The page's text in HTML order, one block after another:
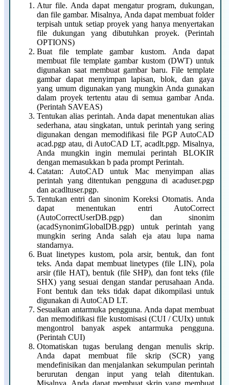
Atur file. Anda dapat mengatur program, dukungan,
dan file gambar. Misalnya, Anda dapat membuat folder
terpisah untuk setiap proyek yang hanya menyertakan
file dukungan yang dibutuhkan proyek. (Perintah
OPTIONS)
Buat file template gambar kustom. Anda dapat
membuat file template gambar kustom (DWT) untuk
digunakan saat membuat gambar baru. File template
gambar dapat menyimpan lapisan, blok, dan gaya
yang umum digunakan yang mungkin Anda gunakan
dalam proyek tertentu atau di semua gambar Anda.
(Perintah SAVEAS)
Tentukan alias perintah. Anda dapat menentukan alias
sederhana, atau singkatan, untuk perintah yang sering
digunakan dengan memodifikasi file PGP AutoCAD
acad.pgp atau, di AutoCAD LT, acadlt.pgp. Misalnya,
Anda mungkin ingin memulai perintah BLOKIR
dengan memasukkan b pada prompt Perintah.
Catatan: AutoCAD untuk Mac menyimpan alias
perintah yang ditentukan pengguna di acaduser.pgp
dan acadltuser.pgp.
Tentukan entri dan sinonim Koreksi Otomatis. Anda
dapat menentukan entri AutoCorrect
(AutoCorrectUserDB.pgp) dan sinonim
(acadSynonimGlobalDB.pgp) untuk perintah yang
mungkin sering Anda salah eja atau lupa nama
standarnya.
Buat linetypes kustom, pola arsir, bentuk, dan font
teks. Anda dapat membuat linetypes (file LIN), pola
arsir (file HAT), bentuk (file SHP), dan font teks (file
SHX) yang sesuai dengan standar perusahaan Anda.
Font bentuk dan teks tidak dapat dikompilasi untuk
digunakan di AutoCAD LT.
Sesuaikan antarmuka pengguna. Anda dapat membuat
dan memodifikasi file kustomisasi (CUI / CUIx) untuk
mengontrol banyak aspek antarmuka pengguna.
(Perintah CUI)
Otomatiskan tugas berulang dengan menulis skrip.
Anda dapat membuat file skrip (SCR) yang
mendefinisikan dan menjalankan sekumpulan perintah
berurutan dengan input yang telah ditentukan.
Misalnya, Anda dapat membuat skrip yang membuat